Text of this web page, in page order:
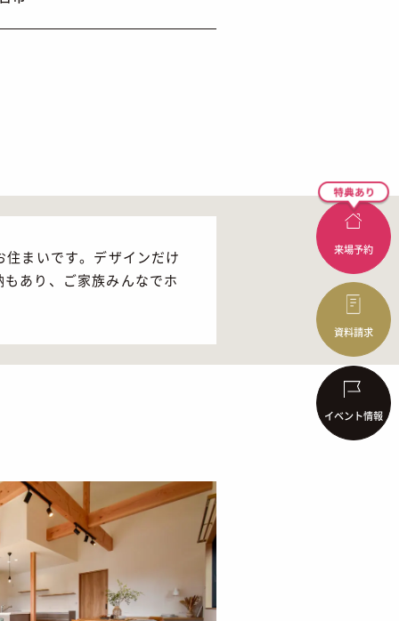
まいです。デザインだけ
あり、ご家族みんなでホ
来場予約
資料請求
イベント情報